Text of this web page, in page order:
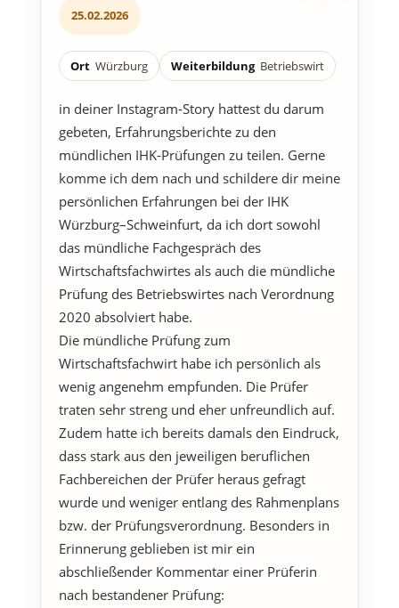
25.02.2026
Ort Würzburg Weiterbildung Betriebswirt
in deiner Instagram-Story hattest du darum
gebeten, Erfahrungsberichte zu den
mündlichen IHK-Prüfungen zu teilen. Gerne
komme ich dem nach und schildere dir meine
persönlichen Erfahrungen bei der IHK
Würzburg–Schweinfurt, da ich dort sowohl
das mündliche Fachgespräch des
Wirtschaftsfachwirtes als auch die mündliche
Prüfung des Betriebswirtes nach Verordnung
2020 absolviert habe.
Die mündliche Prüfung zum
Wirtschaftsfachwirt habe ich persönlich als
wenig angenehm empfunden. Die Prüfer
traten sehr streng und eher unfreundlich auf.
Zudem hatte ich bereits damals den Eindruck,
dass stark aus den jeweiligen beruflichen
Fachbereichen der Prüfer heraus gefragt
wurde und weniger entlang des Rahmenplans
bzw. der Prüfungsverordnung. Besonders in
Erinnerung geblieben ist mir ein
abschließender Kommentar einer Prüferin
nach bestandener Prüfung: